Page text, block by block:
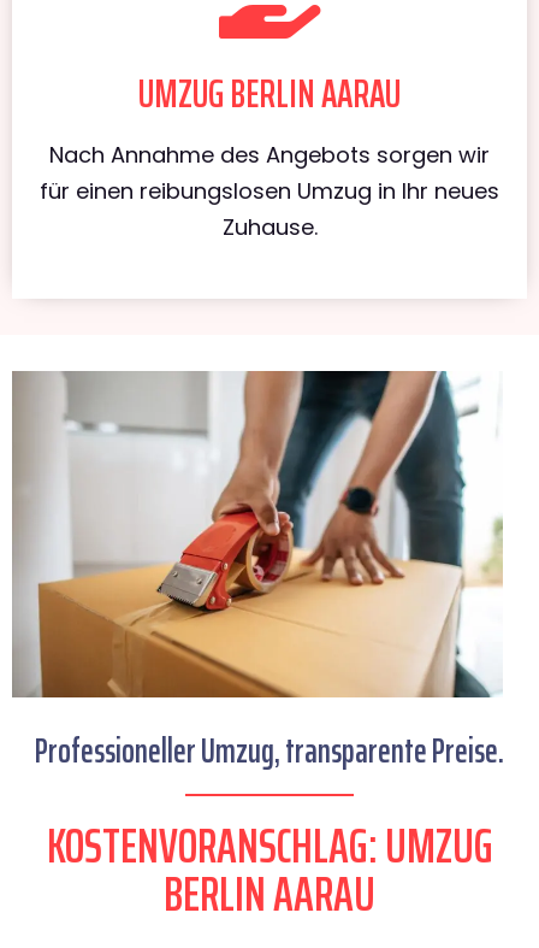
UMZUG BERLIN AARAU
Nach Annahme des Angebots sorgen wir
für einen reibungslosen Umzug in Ihr neues
Zuhause.
Professioneller Umzug, transparente Preise.
KOSTENVORANSCHLAG: UMZUG
BERLIN AARAU